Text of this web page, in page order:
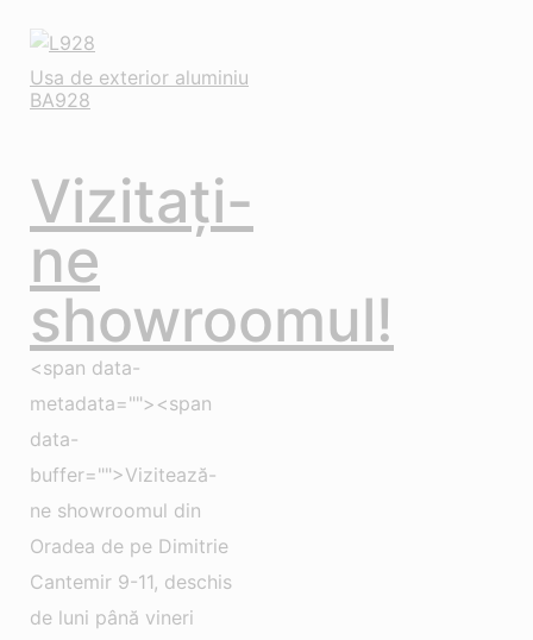
Usa de exterior aluminiu
BA928
Vizitați-
ne
showroomul!
<span data-
metadata=""><span
data-
buffer="">Vizitează-
ne showroomul din
Oradea de pe Dimitrie
Cantemir 9-11, deschis
de luni până vineri